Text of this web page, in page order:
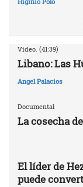
Vídeo. (41:39)
Libano: Las
Angel Palacios
Documental
La cosecha
El líder de
puede